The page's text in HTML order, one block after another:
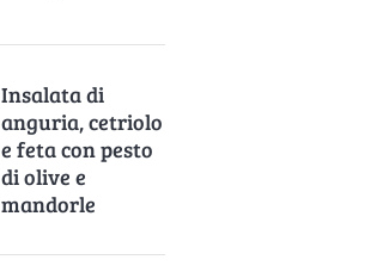
Insalata di
anguria, cetriolo
e feta con pesto
di olive e
mandorle